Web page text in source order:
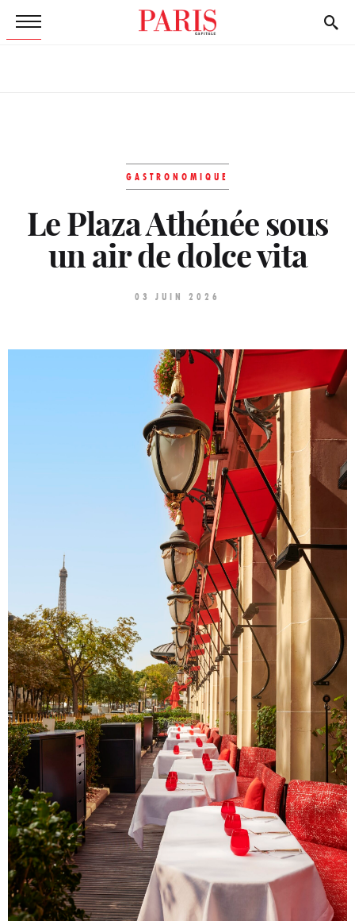
GASTRONOMIQUE
Le Plaza Athénée sous
un air de dolce vita
03 JUIN 2026